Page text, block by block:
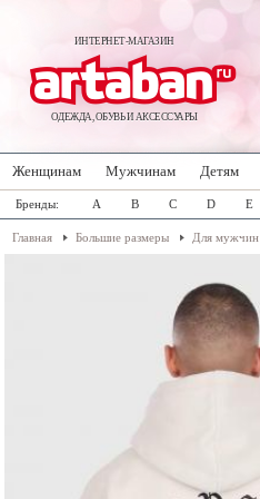
ИНТЕРНЕТ-МАГАЗИН
ОДЕЖДА, ОБУВЬ И АКСЕССУАРЫ
Женщинам Мужчинам Детям
Бренды: A B C D E
Главная Большие размеры Для мужчин